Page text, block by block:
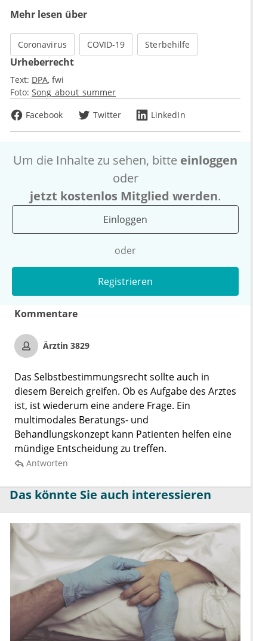
Mehr lesen über
Coronavirus COVID-19 Sterbehilfe
Urheberrecht
Text: DPA fwi
Foto: Song_about_summer
Facebook
Twitter LinkedIn
Um die Inhalte zu sehen, bitte einloggen
oder
jetzt kostenlos Mitglied werden.
Einloggen
oder
Registrieren
Kommentare
Ärztin 3829
Das Selbstbestimmungsrecht sollte auch in
diesem Bereich greifen. Ob es Aufgabe des Arztes
ist, ist wiederum eine andere Frage. Ein
multimodales Beratungs- und
Behandlungskonzept kann Patienten helfen eine
mündige Entscheidung zu treffen.
Antworten
Das könnte Sie auch interessieren